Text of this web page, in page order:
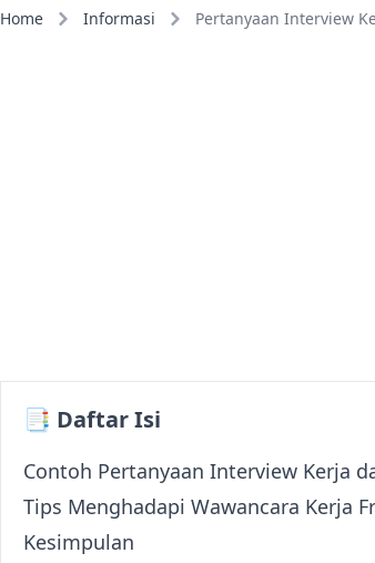
Home Informasi Pertanyaan Interview
📑 Daftar Isi
Contoh Pertanyaan Interview Kerja
Tips Menghadapi Wawancara Kerja
Kesimpulan